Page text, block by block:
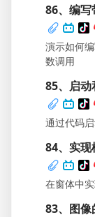
86、编写
演示如何
数调用
85、启动
通过代码
84、实现
在窗体中
83、图像